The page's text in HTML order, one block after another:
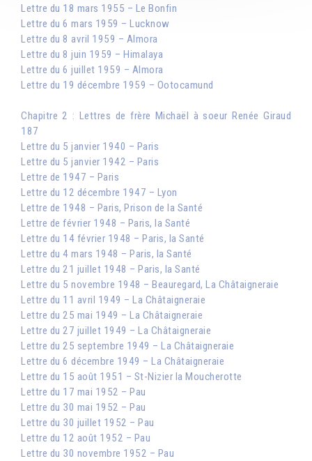
Lettre du 18 mars 1955 – Le Bonfin
Lettre du 6 mars 1959 – Lucknow
Lettre du 8 avril 1959 – Almora
Lettre du 8 juin 1959 – Himalaya
Lettre du 6 juillet 1959 – Almora
Lettre du 19 décembre 1959 – Ootocamund
Chapitre 2 : Lettres de frère Michaël à soeur Renée Giraud
187
Lettre du 5 janvier 1940 – Paris
Lettre du 5 janvier 1942 – Paris
Lettre de 1947 – Paris
Lettre du 12 décembre 1947 – Lyon
Lettre de 1948 – Paris, Prison de la Santé
Lettre de février 1948 – Paris, la Santé
Lettre du 14 février 1948 – Paris, la Santé
Lettre du 4 mars 1948 – Paris, la Santé
Lettre du 21 juillet 1948 – Paris, la Santé
Lettre du 5 novembre 1948 – Beauregard, La Châtaigneraie
Lettre du 11 avril 1949 – La Châtaigneraie
Lettre du 25 mai 1949 – La Châtaigneraie
Lettre du 27 juillet 1949 – La Châtaigneraie
Lettre du 25 septembre 1949 – La Châtaigneraie
Lettre du 6 décembre 1949 – La Châtaigneraie
Lettre du 15 août 1951 – St-Nizier la Moucherotte
Lettre du 17 mai 1952 – Pau
Lettre du 30 mai 1952 – Pau
Lettre du 30 juillet 1952 – Pau
Lettre du 12 août 1952 – Pau
Lettre du 30 novembre 1952 – Pau